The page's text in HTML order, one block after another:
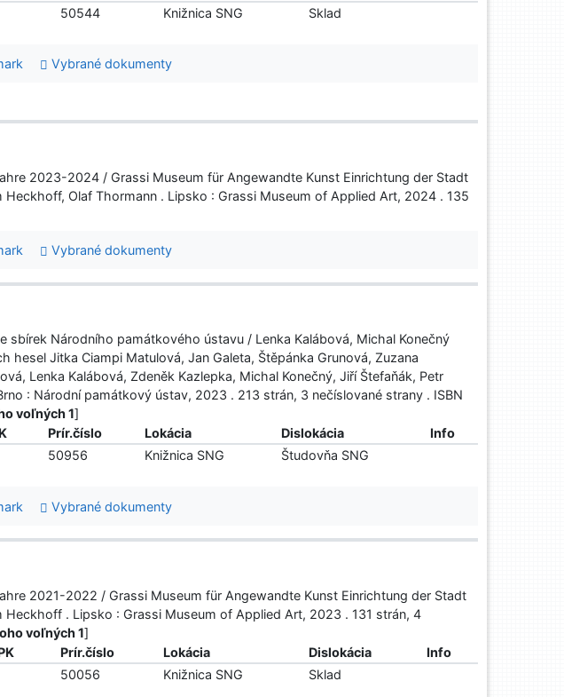
50544 Knižnica SNG Sklad
Vybrané dokumenty
2023-2024 / Grassi Museum für Angewandte Kunst Einrichtung der Stadt
Heckhoff, Olaf Thormann . Lipsko : Grassi Museum of Applied Art, 2024 . 135
Vybrané dokumenty
sbírek Národního památkového ústavu / Lenka Kalábová, Michal Konečný
hesel Jitka Ciampi Matulová, Jan Galeta, Štěpánka Grunová, Zuzana
Lenka Kalábová, Zdeněk Kazlepka, Michal Konečný, Jiří Štefaňák, Petr
: Národní památkový ústav, 2023 . 213 strán, 3 nečíslované strany . ISBN
voľných 1]
Prír.číslo Lokácia Dislokácia
Info
50956 Knižnica SNG Študovňa SNG
Vybrané dokumenty
2021-2022 / Grassi Museum für Angewandte Kunst Einrichtung der Stadt
Heckhoff . Lipsko : Grassi Museum of Applied Art, 2023 . 131 strán, 4
voľných 1]
Prír.číslo Lokácia Dislokácia
Info
50056 Knižnica SNG Sklad